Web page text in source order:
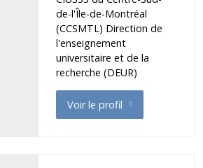
de-l'Île-de-Montréal
(CCSMTL) Direction de
l'enseignement
universitaire et de la
recherche (DEUR)
Voir le profil
de Crête Josianne